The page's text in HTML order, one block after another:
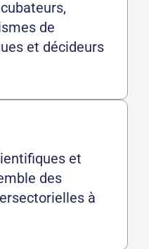
de
et décideurs
et
des
à